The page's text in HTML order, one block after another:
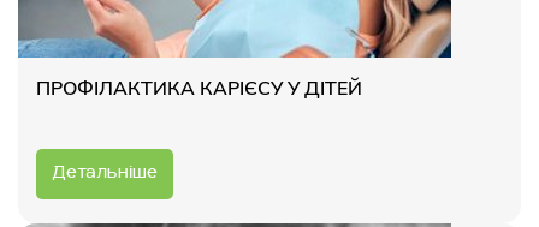
ПРОФІЛАКТИКА КАРІЄСУ У ДІТЕЙ
Детальніше